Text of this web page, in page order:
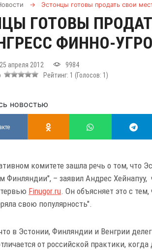
→ Эстонцы готовы продать свои
ГОТОВЫ
ФИННО-
25 апреля 2012
9984
Рейтинг: 1 (Голосов: 1 )
новостью
комитете зашла речь о том, что
Финляндии", – заявил Андрес
Finugor.ru. Он объясняет это с
свою популярность".
в Эстонии, Финляндии и Венгрии
от российской практики,